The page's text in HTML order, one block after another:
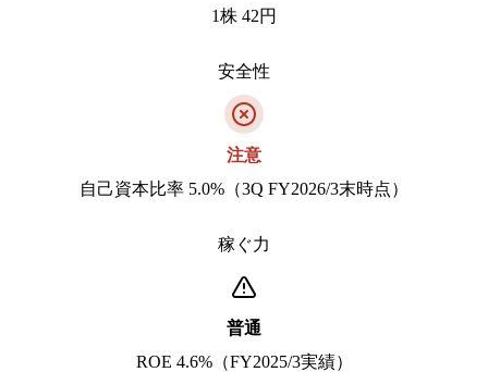
1株 42円
安全性
注意
自己資本比率 5.0%（3Q FY2026/3末時点）
稼ぐ力
普通
ROE 4.6%（FY2025/3実績）